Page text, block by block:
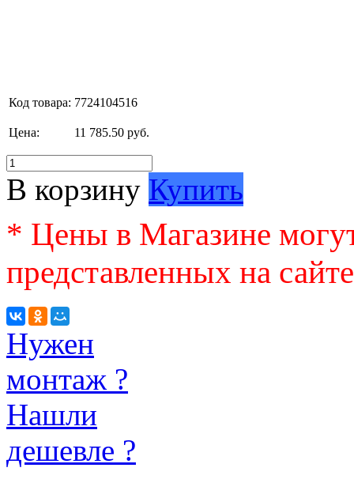
Код товара: 7724104516
Цена: 11 785.50 руб.
В корзину Купить
* Цены в Магазине
представленных на сайте
Нужен
монтаж ?
Нашли
дешевле ?